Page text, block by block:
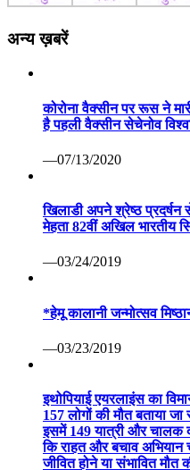
अन्य ख़बरें
कोरोना वैक्सीन पर रूस ने
है पहली वैक्सीन सेचेनोव
—07/13/2020
खिलाडी अपने श्रेष्ठ प्रदर्षन
मेहता 82वीं अखिल भारतीय
—03/24/2019
*हेमू कालानी जन्मोत्सव
—03/23/2019
इथोपियाई एयरलाइंस का
157 लोगों की मौत बताया जा
इसमें 149 यात्री और
कि राहत और बचाव
जीवित होने या संभावित मौत